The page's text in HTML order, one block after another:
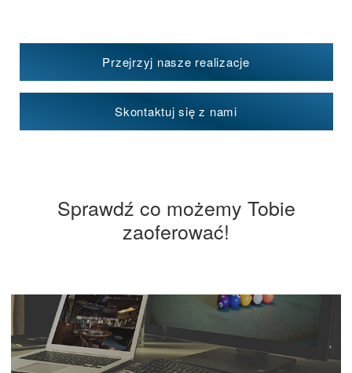
Przejrzyj nasze realizacje
Skontaktuj się z nami
Sprawdź co możemy Tobie
zaoferować!